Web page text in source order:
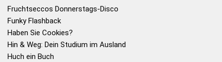
Fruchtseccos Donnerstags-Disco
Funky Flashback
Haben Sie Cookies?
Hin & Weg: Dein Studium im Ausland
Huch ein Buch